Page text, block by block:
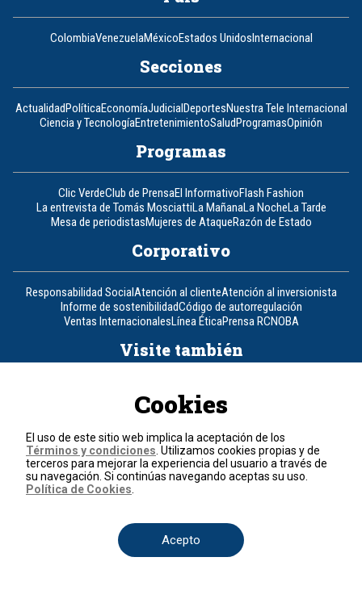
ColombiaVenezuelaMéxicoEstados UnidosInternacional
Secciones
ActualidadPolíticaEconomíaJudicialDeportesNuestra Tele Internacional
Ciencia y TecnologíaEntretenimientoSaludProgramasOpinión
Programas
Clic VerdeClub de PrensaEl InformativoFlash Fashion
La entrevista de Tomás MosciattiLa MañanaLa NocheLa Tarde
Mesa de periodistasMujeres de AtaqueRazón de Estado
Corporativo
Responsabilidad SocialAtención al clienteAtención al inversionista
Informe de sostenibilidadCódigo de autorregulación
Ventas InternacionalesLínea ÉticaPrensa RCNOBA
Visite también
Nuestra Tele Internacional Novelas
Contáctenos
Teléfono
Política de datos personales
Política de cookies
Términos y condiciones
Cookies
El uso de este sitio web implica la aceptación de los
Términos y condiciones . Utilizamos cookies propias y de
terceros para mejorar la experiencia del usuario a través de
su navegación. Si continúas navegando aceptas su uso.
Política de Cookies
Acepto